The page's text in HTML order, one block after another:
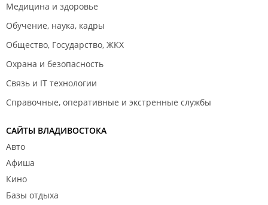
Медицина и здоровье
Обучение, наука, кадры
Общество, Государство, ЖКХ
Охрана и безопасность
Связь и IT технологии
Справочные, оперативные и экстренные службы
САЙТЫ ВЛАДИВОСТОКА
Авто
Афиша
Кино
Базы отдыха